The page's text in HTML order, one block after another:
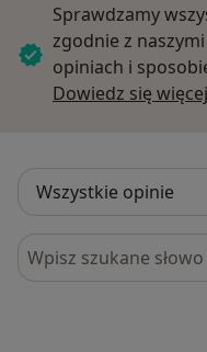
Sprawdzamy
zgodnie z
opiniach i
Dowiedz się więcej
Szukaj w opiniach